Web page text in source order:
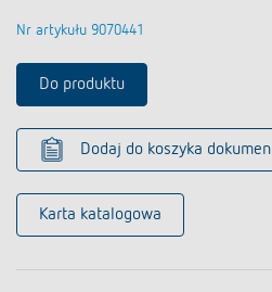
Nr artykułu 9070441
Do produktu
Dodaj do koszyka
Karta katalogowa